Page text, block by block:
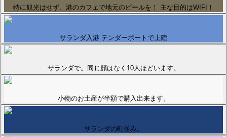
特に観光はせず、港のカフェで地元のビールを！ 主な目的はWIFI！
サランダ入港 テンダーボートで上陸
サランダで。同じ顔はなく10人ほどいます。
小物のお土産が半額で購入出来ます。
サランダの町並み。